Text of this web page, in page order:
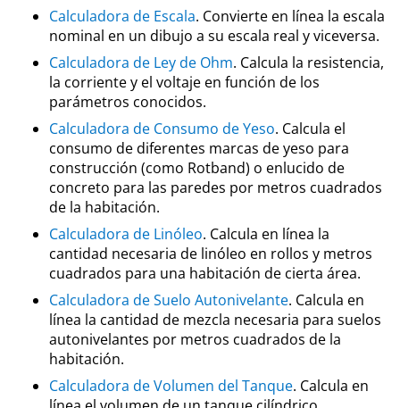
Calculadora de Escala. Convierte en línea la escala
nominal en un dibujo a su escala real y viceversa.
Calculadora de Ley de Ohm. Calcula la resistencia,
la corriente y el voltaje en función de los
parámetros conocidos.
Calculadora de Consumo de Yeso. Calcula el
consumo de diferentes marcas de yeso para
construcción (como Rotband) o enlucido de
concreto para las paredes por metros cuadrados
de la habitación.
Calculadora de Linóleo. Calcula en línea la
cantidad necesaria de linóleo en rollos y metros
cuadrados para una habitación de cierta área.
Calculadora de Suelo Autonivelante. Calcula en
línea la cantidad de mezcla necesaria para suelos
autonivelantes por metros cuadrados de la
habitación.
Calculadora de Volumen del Tanque. Calcula en